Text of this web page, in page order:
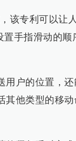
该专利可以让
置手指滑动的
用户的位置，
其他类型的移